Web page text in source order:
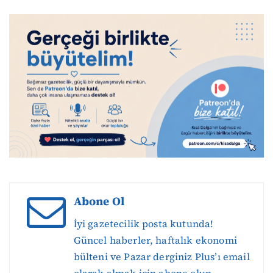
Abone Ol
İyi gazetecilik posta kutunda!
Güncel haberler, haftalık ekonomi
bülteni ve Pazar derginiz Plus’ı email